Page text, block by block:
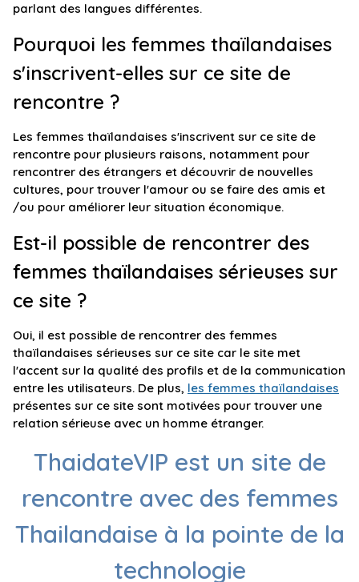
parlant des langues différentes.
Pourquoi les femmes thaïlandaises
s'inscrivent-elles sur ce site de
rencontre ?
Les femmes thaïlandaises s'inscrivent sur ce site de
rencontre pour plusieurs raisons, notamment pour
rencontrer des étrangers et découvrir de nouvelles
cultures, pour trouver l'amour ou se faire des amis et
/ou pour améliorer leur situation économique.
Est-il possible de rencontrer des
femmes thaïlandaises sérieuses sur
ce site ?
Oui, il est possible de rencontrer des femmes
thaïlandaises sérieuses sur ce site car le site met
l'accent sur la qualité des profils et de la communication
entre les utilisateurs. De plus, les femmes thaïlandaises
présentes sur ce site sont motivées pour trouver une
relation sérieuse avec un homme étranger.
ThaidateVIP est un site de
rencontre avec des femmes
Thailandaise à la pointe de la
technologie